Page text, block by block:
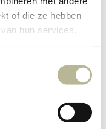
of die ze hebben
hun services.